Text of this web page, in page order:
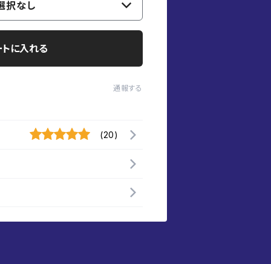
択なし
に入れる
通報する
(20)